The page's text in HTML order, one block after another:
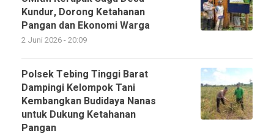
Kundur, Dorong Ketahanan
Pangan dan Ekonomi Warga
2 Juni 2026 - 20:09
Polsek Tebing Tinggi Barat
Dampingi Kelompok Tani
Kembangkan Budidaya Nanas
untuk Dukung Ketahanan
Pangan